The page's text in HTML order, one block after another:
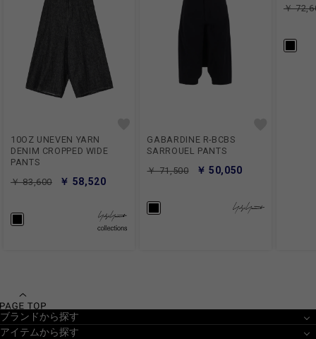
10OZ UNEVEN YARN
DENIM CROPPED WIDE
PANTS
￥ 83,600
￥ 58,520
GABARDINE R-BCBS
SARROUEL PANTS
￥ 71,500
￥ 50,050
￥
ブランドから探す
アイテムから探す